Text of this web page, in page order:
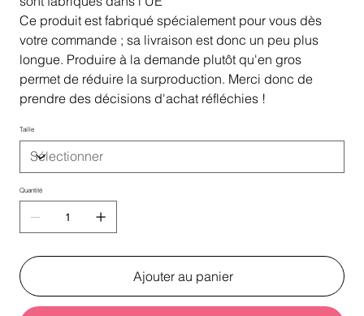
Ce produit est fabriqué spécialement pour vous dès
votre commande ; sa livraison est donc un peu plus
longue. Produire à la demande plutôt qu'en gros
permet de réduire la surproduction. Merci donc de
prendre des décisions d'achat réfléchies !
Taille
Quantité
Ajouter au panier